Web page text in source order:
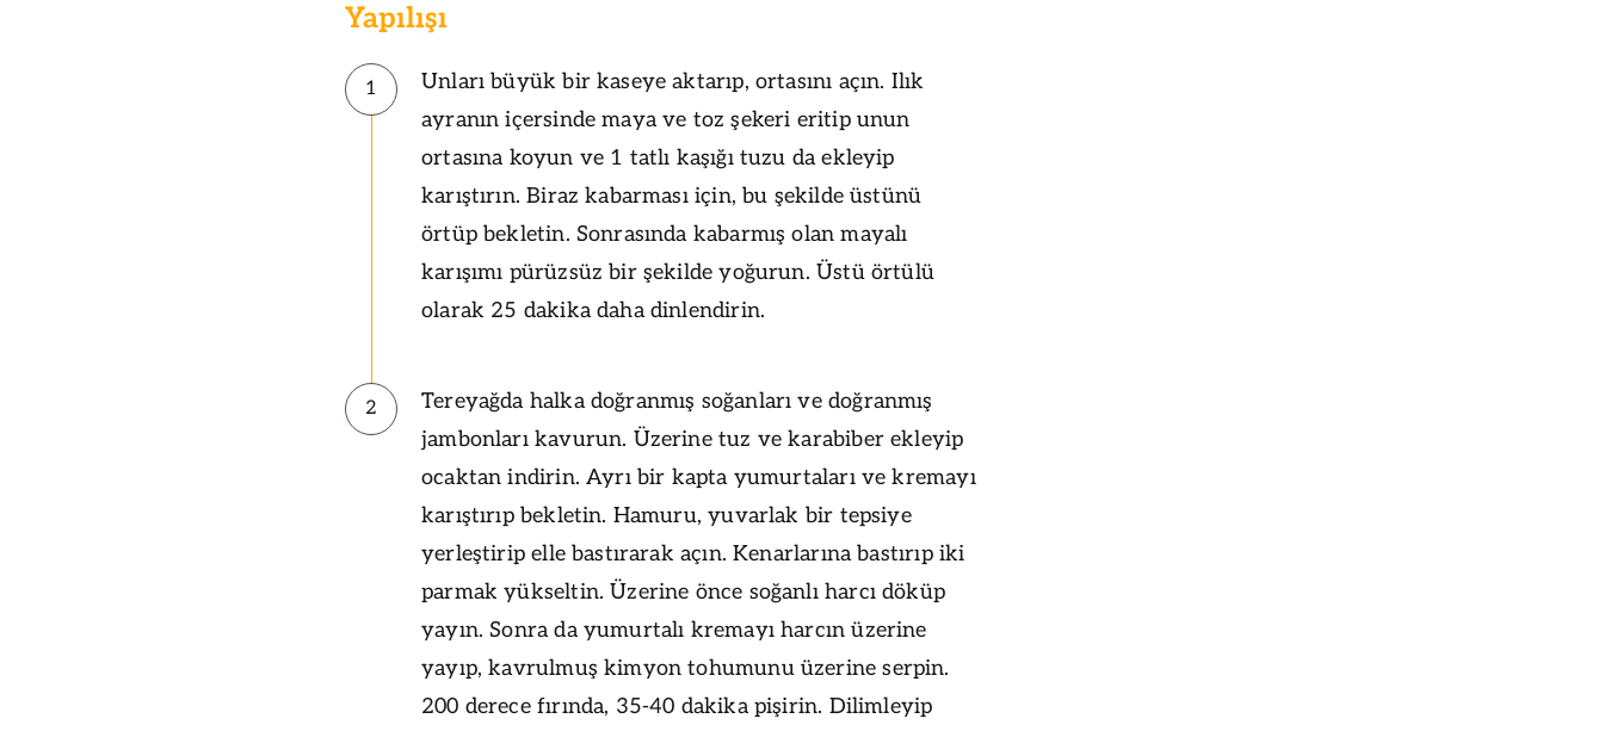
Yapılışı
1
Unları büyük bir kaseye aktarıp, ortasını açın. Ilık
ayranın içersinde maya ve toz şekeri eritip unun
ortasına koyun ve 1 tatlı kaşığı tuzu da ekleyip
karıştırın. Biraz kabarması için, bu şekilde üstünü
örtüp bekletin. Sonrasında kabarmış olan mayalı
karışımı pürüzsüz bir şekilde yoğurun. Üstü örtülü
olarak 25 dakika daha dinlendirin.
2
Tereyağda halka doğranmış soğanları ve doğranmış
jambonları kavurun. Üzerine tuz ve karabiber ekleyip
ocaktan indirin. Ayrı bir kapta yumurtaları ve kremayı
karıştırıp bekletin. Hamuru, yuvarlak bir tepsiye
yerleştirip elle bastırarak açın. Kenarlarına bastırıp iki
parmak yükseltin. Üzerine önce soğanlı harcı döküp
yayın. Sonra da yumurtalı kremayı harcın üzerine
yayıp, kavrulmuş kimyon tohumunu üzerine serpin.
200 derece fırında, 35-40 dakika pişirin. Dilimleyip